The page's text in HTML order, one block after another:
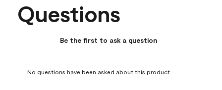
No questions have been asked about this product.
Questions
Be the first to ask a question
No questions have been asked about this product.